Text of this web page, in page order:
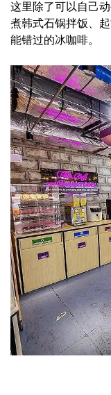
这里除了可以自己
煮韩式石锅拌饭、
能错过的冰咖啡。